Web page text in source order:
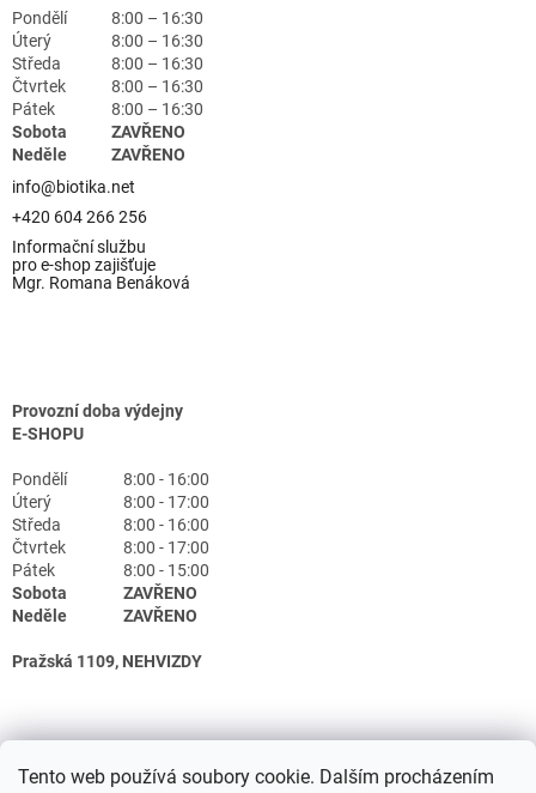
Tento web používá soubory cookie. Dalším procházením
Pondělí
8:00 – 16:30
Úterý
8:00 – 16:30
Středa
8:00 – 16:30
Čtvrtek
8:00 – 16:30
Pátek
8:00 – 16:30
Sobota
ZAVŘENO
Neděle
ZAVŘENO
info@biotika.net
+420 604 266 256
Informační službu
pro e-shop zajišťuje
Mgr. Romana Benáková
Provozní doba výdejny
E-SHOPU
Pondělí
8:00 - 16:00
Úterý
8:00 - 17:00
Středa
8:00 - 16:00
Čtvrtek
8:00 - 17:00
Pátek
8:00 - 15:00
Sobota
ZAVŘENO
Neděle
ZAVŘENO
Pražská 1109, NEHVIZDY